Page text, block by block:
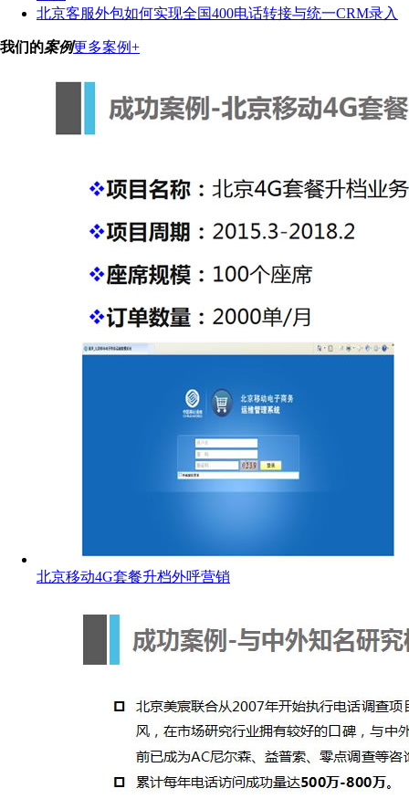
北京客服外包如何实现全国400电话转接与统一CRM录入
我们的案例更多案例+
北京移动4G套餐升档外呼营销